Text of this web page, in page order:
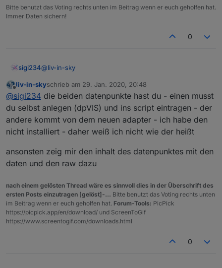
eingeben
automatisches triggern der scripts bei änderung
hier die spielstände
Spielstande
tabelle der spielstände der letzten begegnungen
Bitte benutzt das Voting rechts unten im Beitrag wenn er euch geholfen hat.
Immer Daten sichern!
0
sigi234@liv-in-sky
21:43:40.549	info	javascript.0 (14352)
21:43:40.555	info	javascript.0 (14352)
21:43:40.557	error	javascript.0 (14352)
21:43:40.558	error	javascript.0 (14352)
Offline
liv-in-skyschrieb am 29. Jan. 2020, 20:48
zuletzt editiert von
@sigi234 die beiden datenpunkte hast du - einen musst
du selbst anlegen (dpVIS) und ins script eintragen - der
andere kommt von dem neuen adapter - ich habe den
nicht installiert - daher weiß ich nicht wie der heißt
ansonsten zeig mir den inhalt des datenpunktes mit den
daten und den raw dazu
nach einem gelösten Thread wäre es sinnvoll dies in der Überschrift des
ersten Posts einzutragen [gelöst]-... Bitte benutzt das Voting rechts unten
im Beitrag wenn er euch geholfen hat. Forum-Tools: PicPick
https://picpick.app/en/download/ und ScreenToGif
https://www.screentogif.com/downloads.html
0